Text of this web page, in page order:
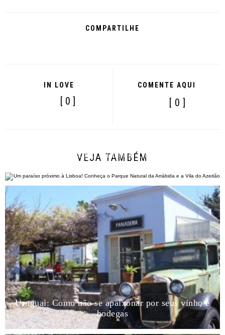
COMPARTILHE
IN LOVE
[ 0 ]
COMENTE AQUI
[ 0 ]
VEJA TAMBÉM
Um paraíso próximo à Lisboa! Conheça o Parque
Uruguai: Como não se apaixonar por seus vinho e
bodegas